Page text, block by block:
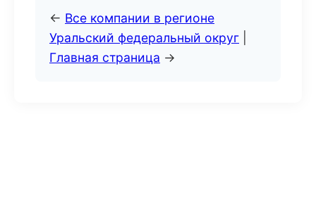
← Все компании в регионе
Уральский федеральный округ
Главная страница →